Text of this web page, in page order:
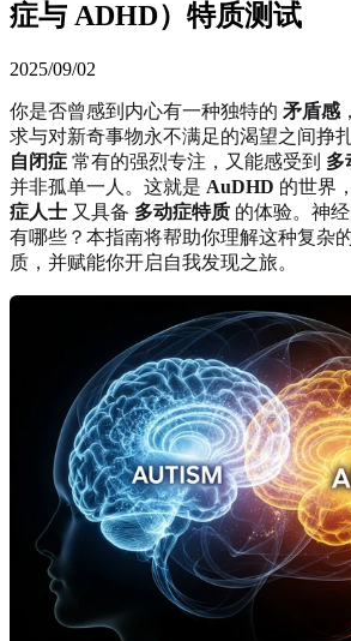
症与 ADHD）特质测试
2025/09/02
你是否曾感到内心有一种独特的 矛盾感
求与对新奇事物永不满足的渴望之间挣
自闭症 常有的强烈专注，又能感受到 多
并非孤单一人。这就是 AuDHD 的世界
症人士 又具备 多动症特质 的体验。神
有哪些？本指南将帮助你理解这种复杂
质，并赋能你开启自我发现之旅。